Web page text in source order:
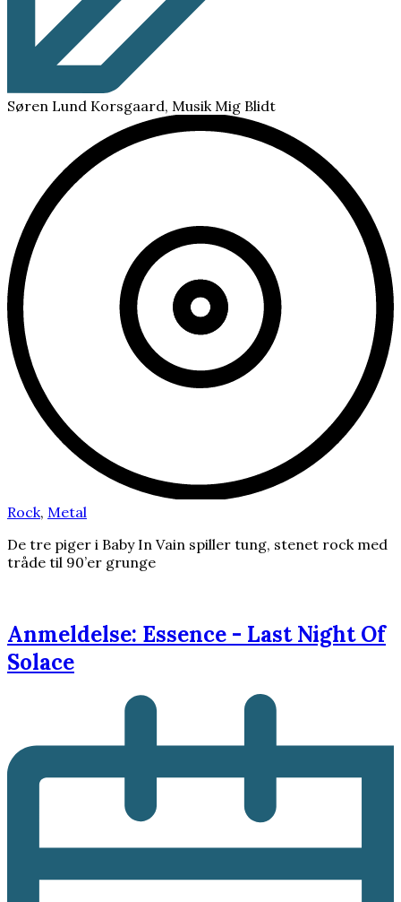
Søren Lund Korsgaard, Musik Mig Blidt
Rock, Metal
De tre piger i Baby In Vain spiller tung, stenet rock med
tråde til 90’er grunge
Anmeldelse: Essence - Last Night Of
Solace